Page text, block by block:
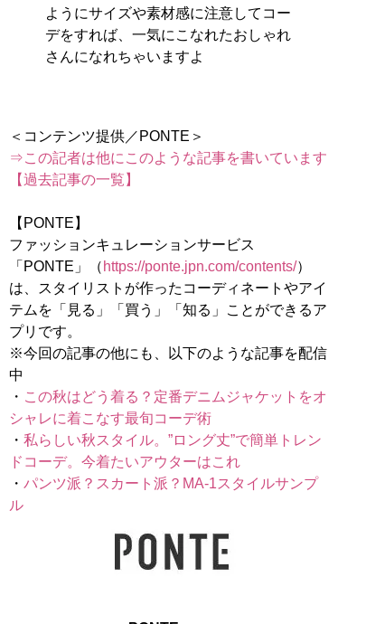
ようにサイズや素材感に注意してコー
デをすれば、一気にこなれたおしゃれ
さんになれちゃいますよ
⇒この記者は他にこのような記事を書いています
【過去記事の一覧】
【PONTE】
ファッションキュレーションサービス
「PONTE」（ https://ponte.jpn.com/contents/）
は、スタイリストが作ったコーディネートやアイ
テムを「見る」「買う」「知る」ことができるア
プリです。
※今回の記事の他にも、以下のような記事を配信
中
・ この秋はどう着る？定番デニムジャケットをオ
シャレに着こなす最旬コーデ術
・ 私らしい秋スタイル。”ロング丈”で簡単トレン
ドコーデ。今着たいアウターはこれ
・ パンツ派？スカート派？MA-1スタイルサンプ
ル